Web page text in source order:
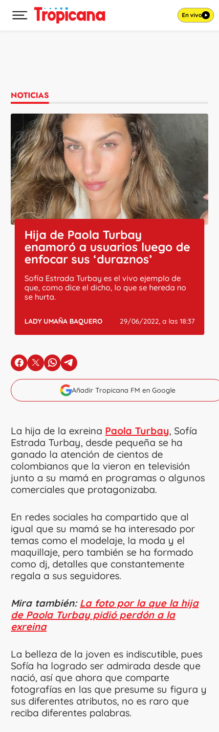
Desplegar menú principal En vivo
NOTICIAS
Hija de Paola Turbay
enamoró a usuarios luego de
enfocar sus ‘duraznos’
Sofía Estrada Turbay es el vivo ejemplo de
que, como dice el dicho, lo que se hereda no
se hurta.
LADY UMAÑA BAQUERO 29/06/2022, a las 18:37
en Facebook
en Xen Whatsapp
en Telegram
Añadir Tropicana FM en Google
La hija de la exreina Paola Turbay, Sofía
Estrada Turbay, desde pequeña se ha
ganado la atención de cientos de
colombianos que la vieron en televisión
junto a su mamá en programas o algunos
comerciales que protagonizaba.
En redes sociales ha compartido que al
igual que su mamá se ha interesado por
temas como el modelaje, la moda y el
maquillaje, pero también se ha formado
como dj, detalles que constantemente
regala a sus seguidores.
Mira también: La foto por la que la hija
de Paola Turbay pidió perdón a la
exreina
La belleza de la joven es indiscutible, pues
Sofía ha logrado ser admirada desde que
nació, así que ahora que comparte
fotografías en las que presume su figura y
sus diferentes atributos, no es raro que
reciba diferentes palabras.